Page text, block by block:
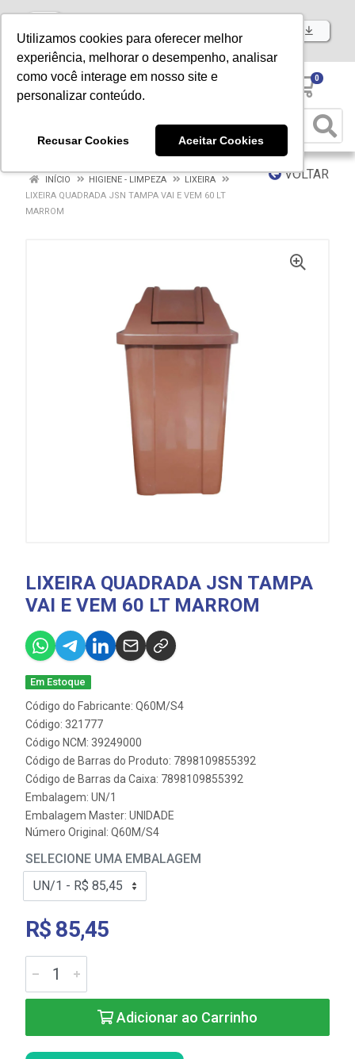
Utilizamos cookies para oferecer melhor
experiência, melhorar o desempenho, analisar
como você interage em nosso site e
personalizar conteúdo.
Recusar Cookies Aceitar Cookies
Baixe já nosso APP
0
VOLTAR
INÍCIO HIGIENE - LIMPEZA
LIXEIRA
LIXEIRA QUADRADA JSN TAMPA VAI E VEM 60 LT
MARROM
LIXEIRA QUADRADA JSN TAMPA
VAI E VEM 60 LT MARROM
Em Estoque
Código do Fabricante: Q60M/S4
Código: 321777
Código NCM: 39249000
Código de Barras do Produto: 7898109855392
Código de Barras da Caixa: 7898109855392
Embalagem: UN/1
Embalagem Master: UNIDADE
Número Original: Q60M/S4
SELECIONE UMA EMBALAGEM
R$ 85,45
Adicionar ao Carrinho